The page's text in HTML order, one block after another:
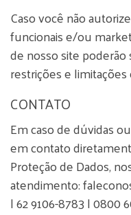
Caso você não
funcionais e/ou
de nosso site
restrições e
CONTATO
Em caso de dúvidas
em contato
Proteção de Dados,
atendimento:
| 62 9106-8783 | 0800